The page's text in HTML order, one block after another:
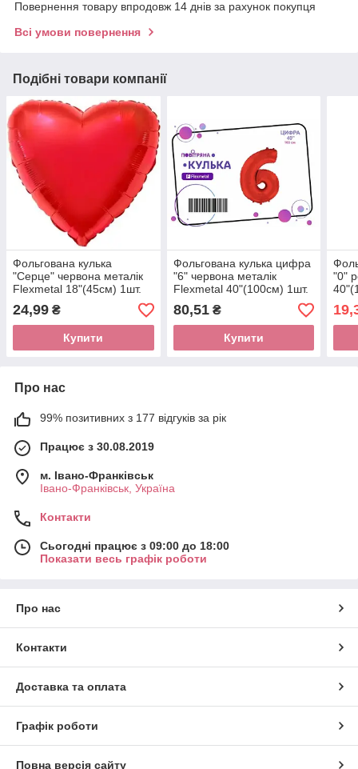
Повернення товару впродовж 14 днів за рахунок покупця
Всі умови повернення
Подібні товари компанії
Фольгована кулька
"Серце" червона металік
Flexmetal 18"(45см) 1шт.
24,99 ₴
Купити
Фольгована кулька цифра
"6" червона металік
Flexmetal 40"(100см) 1шт.
80,51₴
Купити
"0"
Про нас
99% позитивних з 177 відгуків за рік
Працює з 30.08.2019
м. Івано-Франківськ
Івано-Франківськ, Україна
Контакти
Сьогодні працює з 09:00 до 18:00
Показати весь графік роботи
Про нас
Контакти
Доставка та оплата
Графік роботи
Повна версія сайту